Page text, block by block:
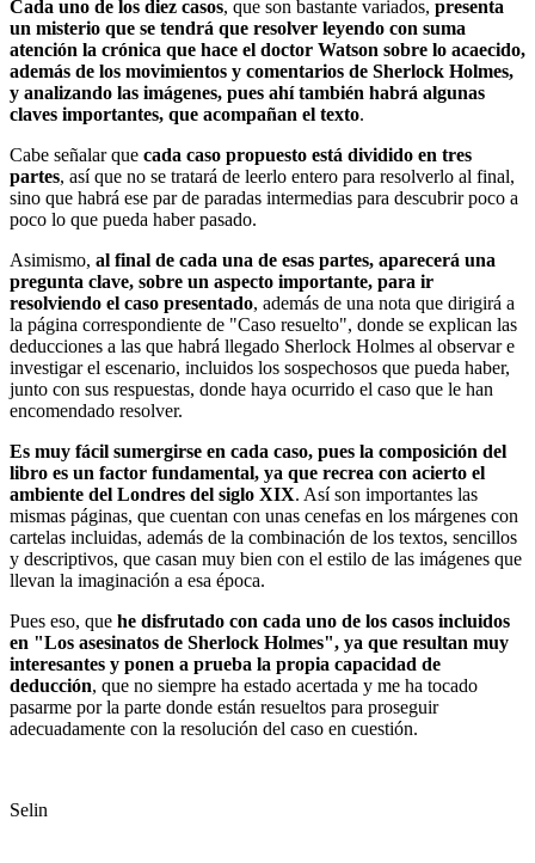
Cada uno de los diez casos, que son bastante variados, presenta
un misterio que se tendrá que resolver leyendo con suma
atención la crónica que hace el doctor Watson sobre lo acaecido,
además de los movimientos y comentarios de Sherlock Holmes,
y analizando las imágenes, pues ahí también habrá algunas
claves importantes, que acompañan el texto.
Cabe señalar que cada caso propuesto está dividido en tres
partes, así que no se tratará de leerlo entero para resolverlo al final,
sino que habrá ese par de paradas intermedias para descubrir poco a
poco lo que pueda haber pasado.
Asimismo, al final de cada una de esas partes, aparecerá una
pregunta clave, sobre un aspecto importante, para ir
resolviendo el caso presentado, además de una nota que dirigirá a
la página correspondiente de "Caso resuelto", donde se explican las
deducciones a las que habrá llegado Sherlock Holmes al observar e
investigar el escenario, incluidos los sospechosos que pueda haber,
junto con sus respuestas, donde haya ocurrido el caso que le han
encomendado resolver.
Es muy fácil sumergirse en cada caso, pues la composición del
libro es un factor fundamental, ya que recrea con acierto el
ambiente del Londres del siglo XIX. Así son importantes las
mismas páginas, que cuentan con unas cenefas en los márgenes con
cartelas incluidas, además de la combinación de los textos, sencillos
y descriptivos, que casan muy bien con el estilo de las imágenes que
llevan la imaginación a esa época.
Pues eso, que he disfrutado con cada uno de los casos incluidos
en "Los asesinatos de Sherlock Holmes", ya que resultan muy
interesantes y ponen a prueba la propia capacidad de
deducción, que no siempre ha estado acertada y me ha tocado
pasarme por la parte donde están resueltos para proseguir
adecuadamente con la resolución del caso en cuestión.
Selin